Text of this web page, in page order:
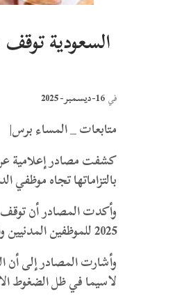
السعودية
في 16-ديسمبر- 2025
متابعات _ المساء برس|
​كشفت مصادر إعلامية
بالتزاماتها تجاه موظفي
وأكدت المصادر أن
2025 للموظفين المدنيين والعسكريين على المحك.
​وأشارت المصادر إلى
لاسيما في ظل الضغوط